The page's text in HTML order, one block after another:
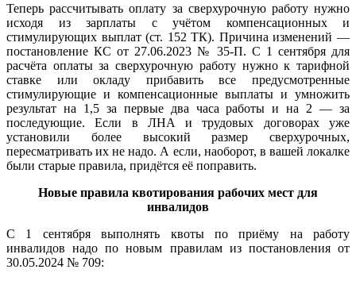
Теперь рассчитывать оплату за сверхурочную работу нужно
исходя из зарплаты с учётом компенсационных и
стимулирующих выплат (ст. 152 ТК). Причина изменений —
постановление КС от 27.06.2023 № 35-П. С 1 сентября для
расчёта оплаты за сверхурочную работу нужно к тарифной
ставке или окладу прибавить все предусмотренные
стимулирующие и компенсационные выплаты и умножить
результат на 1,5 за первые два часа работы и на 2 — за
последующие. Если в ЛНА и трудовых договорах уже
установили более высокий размер сверхурочных,
пересматривать их не надо. А если, наоборот, в вашей локалке
были старые правила, придётся её поправить.
Новые правила квотирования рабочих мест для
инвалидов
С 1 сентября выполнять квоты по приёму на работу
инвалидов надо по новым правилам из постановления от
30.05.2024 № 709: